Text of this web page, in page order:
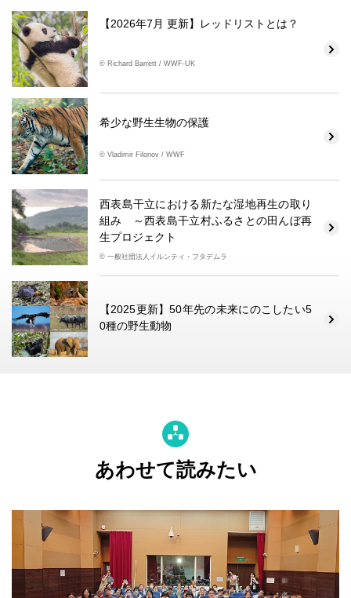
【2026年7月 更新】レッドリストとは？
© Richard Barrett / WWF-UK
希少な野生生物の保護
© Vladimir Filonov / WWF
西表島干立における新たな湿地再生の取り
組み ～西表島干立村ふるさとの田んぼ再
生プロジェクト
© 一般社団法人イルンティ・フタデムラ
【2025更新】50年先の未来にのこしたい5
0種の野生動物
あわせて読みたい